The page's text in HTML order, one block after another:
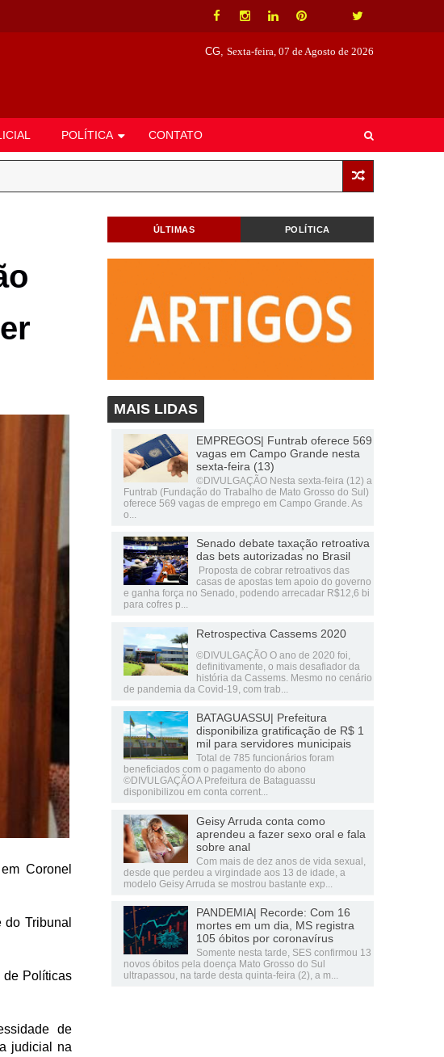
CG, Sexta-feira, 07 de Agosto de 2026
POLÍTICA CONTATO
Coronel
Tribunal
de Políticas
de
judicial na
ÚLTIMAS POLÍTICA
MAIS LIDAS
EMPREGOS| Funtrab oferece 569
vagas em Campo Grande nesta
sexta-feira (13)
©DIVULGAÇÃO Nesta sexta-feira (12) a
Funtrab (Fundação do Trabalho de Mato Grosso do Sul)
oferece 569 vagas de emprego em Campo Grande. As
o...
Senado debate taxação retroativa
das bets autorizadas no Brasil
Proposta de cobrar retroativos das
casas de apostas tem apoio do governo
e ganha força no Senado, podendo arrecadar R$12,6 bi
para cofres p...
Retrospectiva Cassems 2020
©DIVULGAÇÃO O ano de 2020 foi,
definitivamente, o mais desafiador da
história da Cassems. Mesmo no cenário
de pandemia da Covid-19, com trab...
BATAGUASSU| Prefeitura
disponibiliza gratificação de R$ 1
mil para servidores municipais
Total de 785 funcionários foram
beneficiados com o pagamento do abono
©DIVULGAÇÃO A Prefeitura de Bataguassu
disponibilizou em conta corrent...
Geisy Arruda conta como
aprendeu a fazer sexo oral e fala
sobre anal
Com mais de dez anos de vida sexual,
desde que perdeu a virgindade aos 13 de idade, a
modelo Geisy Arruda se mostrou bastante exp...
PANDEMIA| Recorde: Com 16
mortes em um dia, MS registra
105 óbitos por coronavírus
Somente nesta tarde, SES confirmou 13
novos óbitos pela doença Mato Grosso do Sul
ultrapassou, na tarde desta quinta-feira (2), a m...